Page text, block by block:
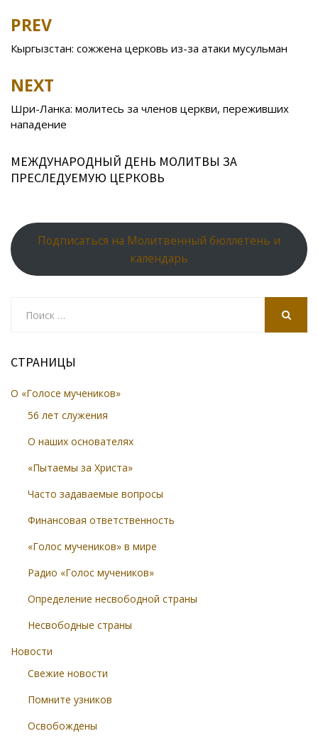
b
o
o
k
kl
as
ni
u
r
al
st u A
p
Post
navigation
PREV
Кыргызстан: сожжена церковь из-за атаки мусульман
NEXT
Шри-Ланка: молитесь за членов церкви, переживших
нападение
МЕЖДУНАРОДНЫЙ ДЕНЬ МОЛИТВЫ ЗА
ПРЕСЛЕДУЕМУЮ ЦЕРКОВЬ
Подписаться на Молитвенный бюллетень и
календарь
СТРАНИЦЫ
О «Голосе мучеников»
56 лет служения
О наших основателях
«Пытаемы за Христа»
Часто задаваемые вопросы
Финансовая ответственность
«Голос мучеников» в мире
Радио «Голос мучеников»
Определение несвободной страны
Несвободные страны
Новости
Свежие новости
Помните узников
Освобождены